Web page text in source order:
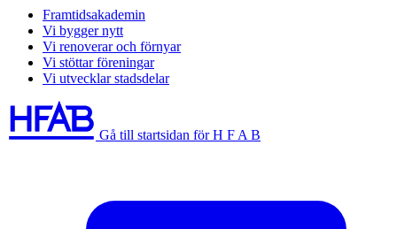
Framtidsakademin
Vi bygger nytt
Vi renoverar och förnyar
Vi stöttar föreningar
Vi utvecklar stadsdelar
Gå till startsidan för H F A B